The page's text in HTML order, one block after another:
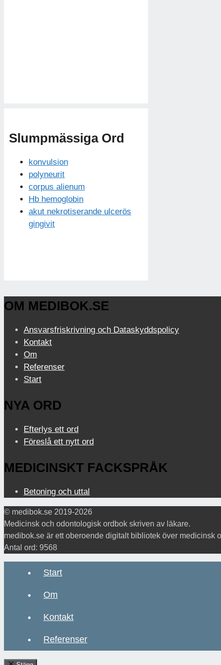
Slumpmässiga Ord
konvulsion
polyneurit
corpus alienum
Hb hemoglobin
akut nekrotiserande ulcerös
gingivit
OM MEDIBOK.SE
Ansvarsfriskrivning och Dataskyddspolicy
Kontakt
Om
Referenser
Start
NYA ORD
Efterlys ett ord
Föreslå ett nytt ord
MEDICINSKT FACKSPRÅK
Betoning och uttal
© medibok.se 2019-2026
Medicinsk och odontologisk ordbok skriven av läkare.
medibok.se är ett oberoende digitalt bibliotek över medicinsk
Antal ord: 9568
Start
Om
Kontakt
Referenser